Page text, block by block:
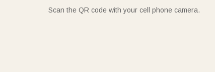
Scan the QR code with your cell phone camera.